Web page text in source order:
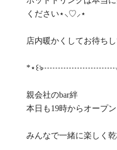
ください⋆⸜♡⸝‍⋆
店内暖かくしてお待ちし
*⋆꒰ঌ┈┈┈┈┈┈┈┈┈໒
親会社のbar絆
本日も19時からオープ
みんなで一緒に楽しく